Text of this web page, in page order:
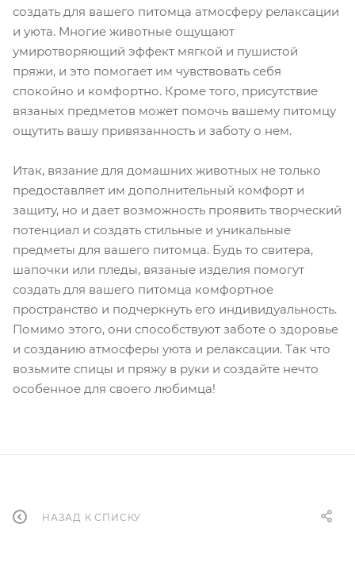
создать для вашего питомца атмосферу релаксации
и уюта. Многие животные ощущают
умиротворяющий эффект мягкой и пушистой
пряжи, и это помогает им чувствовать себя
спокойно и комфортно. Кроме того, присутствие
вязаных предметов может помочь вашему питомцу
ощутить вашу привязанность и заботу о нем.
Итак, вязание для домашних животных не только
предоставляет им дополнительный комфорт и
защиту, но и дает возможность проявить творческий
потенциал и создать стильные и уникальные
предметы для вашего питомца. Будь то свитера,
шапочки или пледы, вязаные изделия помогут
создать для вашего питомца комфортное
пространство и подчеркнуть его индивидуальность.
Помимо этого, они способствуют заботе о здоровье
и созданию атмосферы уюта и релаксации. Так что
возьмите спицы и пряжу в руки и создайте нечто
особенное для своего любимца!
НАЗАД К СПИСКУ